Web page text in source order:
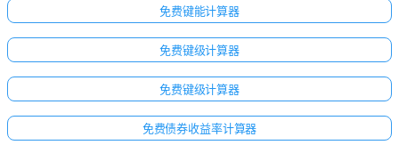
问
提
您
免费键能计算器
免费键级计算器
免费键级计算器
免费债券收益率计算器